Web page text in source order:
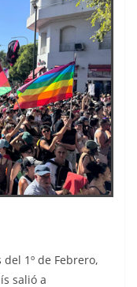
1º de Febrero,
salió a